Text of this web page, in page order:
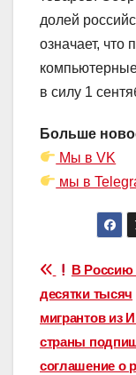
долей
означает, что
в силу 1
Больше
Мы в VK
мы в
по
В Россию
десятки тысяч
мигрантов из
страны
соглашение о